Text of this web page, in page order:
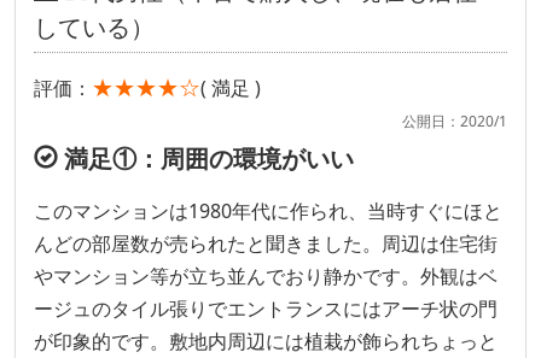
している）
評価： ★★★★☆( 満足 )
公開日：2020/1
満足①：周囲の環境がいい
このマンションは1980年代に作られ、当時すぐにほと
んどの部屋数が売られたと聞きました。周辺は住宅街
やマンション等が立ち並んでおり静かです。外観はベ
ージュのタイル張りでエントランスにはアーチ状の門
が印象的です。敷地内周辺には植栽が飾られちょっと